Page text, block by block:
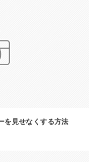
を見せなくする方法